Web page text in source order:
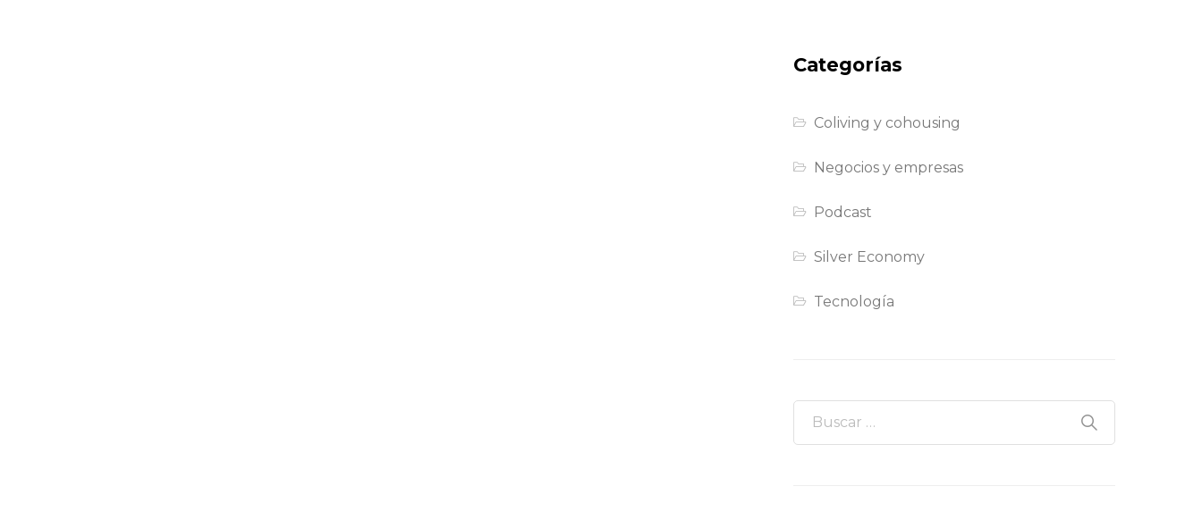
Categorías
Coliving y cohousing
Negocios y empresas
Podcast
Silver Economy
Tecnología